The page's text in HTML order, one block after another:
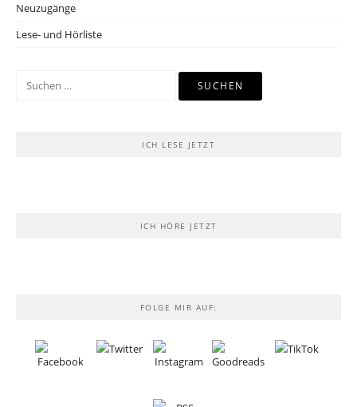
Neuzugänge
Lese- und Hörliste
Suchen
ICH LESE JETZT
ICH HÖRE JETZT
FOLGE MIR AUF: